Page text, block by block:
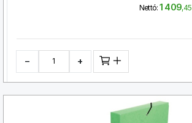
Nettó: 1 409,45
− +